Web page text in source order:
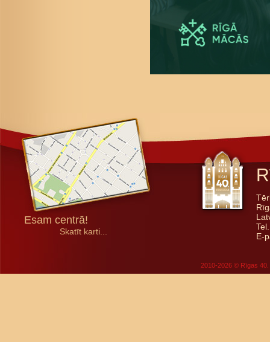
Esam centrā!
Skatīt karti...
E-
2010-2026 © Rīgas